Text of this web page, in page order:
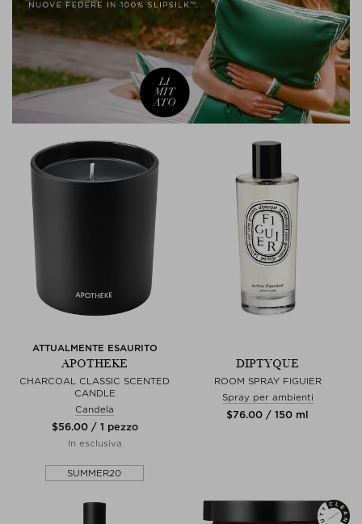
ATTUALMENTE ESAURITO
APOTHEKE
CHARCOAL CLASSIC SCENTED
CANDLE
Candela
$‌56.00 / 1 pezzo
In esclusiva
SUMMER20
DIPTYQUE
ROOM SPRAY FIGUIER
Spray per ambienti
$‌76.00 / 150 ml